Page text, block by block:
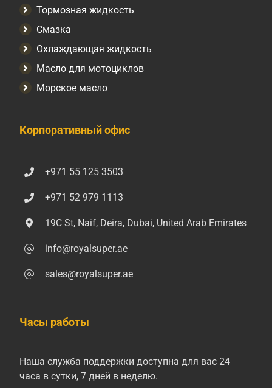
Тормозная жидкость
Смазка
Охлаждающая жидкость
Масло для мотоциклов
Морское масло
Корпоративный офис
+971 55 125 3503
+971 52 979 1113
19C St, Naif, Deira, Dubai, United Arab Emirates
info@royalsuper.ae
sales@royalsuper.ae
Часы работы
Наша служба поддержки доступна для вас 24
часа в сутки, 7 дней в неделю.